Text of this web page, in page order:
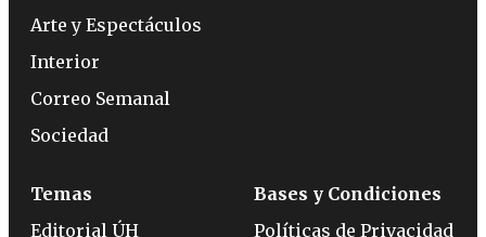
Arte y Espectáculos
Interior
Correo Semanal
Sociedad
Temas
Editorial ÚH
Bases y Condiciones
Políticas de Privacidad